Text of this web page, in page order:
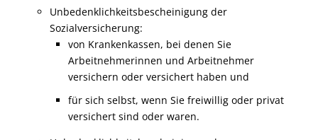
Unbedenklichkeitsbescheinigung der
Sozialversicherung:
von Krankenkassen, bei denen Sie
Arbeitnehmerinnen und Arbeitnehmer
versichern oder versichert haben und
für sich selbst, wenn Sie freiwillig oder privat
versichert sind oder waren.